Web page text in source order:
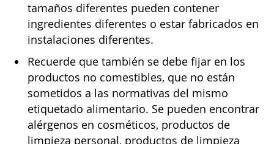
tamaños diferentes pueden contener
ingredientes diferentes o estar fabricados en
instalaciones diferentes.
Recuerde que también se debe fijar en los
productos no comestibles, que no están
sometidos a las normativas del mismo
etiquetado alimentario. Se pueden encontrar
alérgenos en cosméticos, productos de
limpieza personal, productos de limpieza